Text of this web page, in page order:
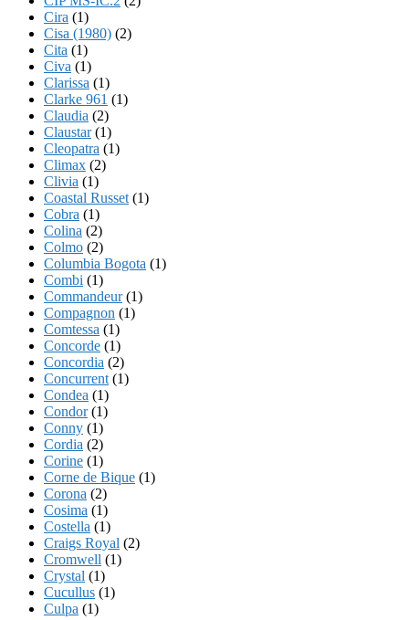
Cira (1)
Cisa (1980) (2)
Cita (1)
Civa (1)
Clarissa (1)
Clarke 961 (1)
Claudia (2)
Claustar(1)
Cleopatra (1)
Climax (2)
Clivia (1)
Coastal Russet (1)
Cobra (1)
Colina (2)
Colmo (2)
Columbia Bogota (1)
Combi (1)
Commandeur(1)
Compagnon (1)
Comtessa (1)
Concorde (1)
Concordia (2)
Concurrent (1)
Condea (1)
Condor(1)
Conny (1)
Cordia (2)
Corine (1)
Corne de Bique (1)
Corona (2)
Cosima (1)
Costella (1)
Craigs Royal (2)
Cromwell (1)
Crystal (1)
Cucullus (1)
Culpa (1)